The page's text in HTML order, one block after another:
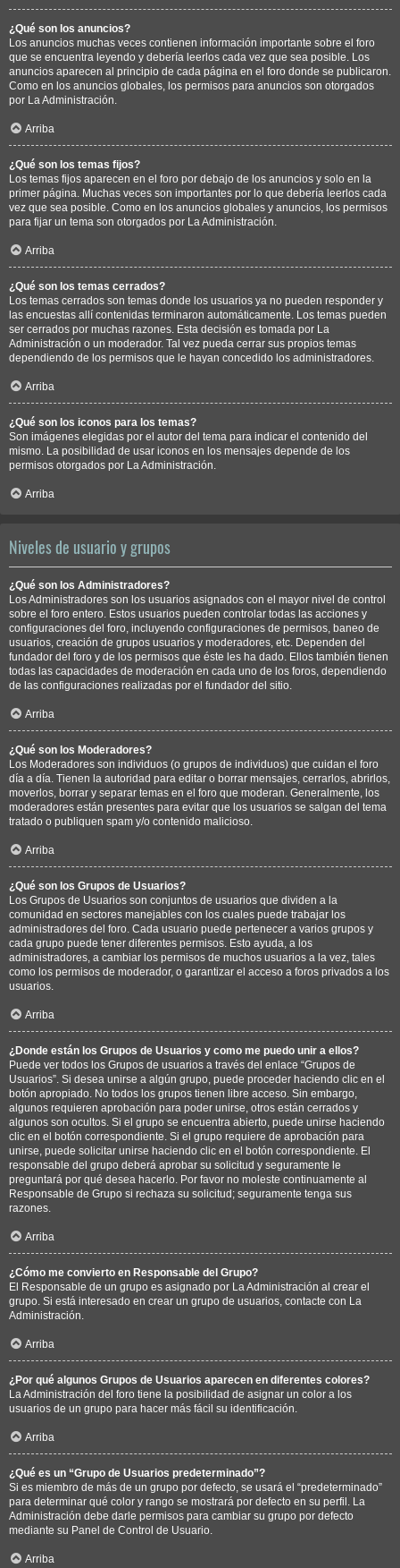
¿Qué son los anuncios?
Los anuncios muchas veces contienen información importante sobre el foro
que se encuentra leyendo y debería leerlos cada vez que sea posible. Los
anuncios aparecen al principio de cada página en el foro donde se publicaron.
Como en los anuncios globales, los permisos para anuncios son otorgados
por La Administración.
Arriba
¿Qué son los temas fijos?
Los temas fijos aparecen en el foro por debajo de los anuncios y solo en la
primer página. Muchas veces son importantes por lo que debería leerlos cada
vez que sea posible. Como en los anuncios globales y anuncios, los permisos
para fijar un tema son otorgados por La Administración.
Arriba
¿Qué son los temas cerrados?
Los temas cerrados son temas donde los usuarios ya no pueden responder y
las encuestas allí contenidas terminaron automáticamente. Los temas pueden
ser cerrados por muchas razones. Esta decisión es tomada por La
Administración o un moderador. Tal vez pueda cerrar sus propios temas
dependiendo de los permisos que le hayan concedido los administradores.
Arriba
¿Qué son los iconos para los temas?
Son imágenes elegidas por el autor del tema para indicar el contenido del
mismo. La posibilidad de usar iconos en los mensajes depende de los
permisos otorgados por La Administración.
Arriba
Niveles de usuario y grupos
¿Qué son los Administradores?
Los Administradores son los usuarios asignados con el mayor nivel de control
sobre el foro entero. Estos usuarios pueden controlar todas las acciones y
configuraciones del foro, incluyendo configuraciones de permisos, baneo de
usuarios, creación de grupos usuarios y moderadores, etc. Dependen del
fundador del foro y de los permisos que éste les ha dado. Ellos también tienen
todas las capacidades de moderación en cada uno de los foros, dependiendo
de las configuraciones realizadas por el fundador del sitio.
Arriba
¿Qué son los Moderadores?
Los Moderadores son individuos (o grupos de individuos) que cuidan el foro
día a día. Tienen la autoridad para editar o borrar mensajes, cerrarlos, abrirlos,
moverlos, borrar y separar temas en el foro que moderan. Generalmente, los
moderadores están presentes para evitar que los usuarios se salgan del tema
tratado o publiquen spam y/o contenido malicioso.
Arriba
¿Qué son los Grupos de Usuarios?
Los Grupos de Usuarios son conjuntos de usuarios que dividen a la
comunidad en sectores manejables con los cuales puede trabajar los
administradores del foro. Cada usuario puede pertenecer a varios grupos y
cada grupo puede tener diferentes permisos. Esto ayuda, a los
administradores, a cambiar los permisos de muchos usuarios a la vez, tales
como los permisos de moderador, o garantizar el acceso a foros privados a los
usuarios.
Arriba
¿Donde están los Grupos de Usuarios y como me puedo unir a ellos?
Puede ver todos los Grupos de usuarios a través del enlace “Grupos de
Usuarios”. Si desea unirse a algún grupo, puede proceder haciendo clic en el
botón apropiado. No todos los grupos tienen libre acceso. Sin embargo,
algunos requieren aprobación para poder unirse, otros están cerrados y
algunos son ocultos. Si el grupo se encuentra abierto, puede unirse haciendo
clic en el botón correspondiente. Si el grupo requiere de aprobación para
unirse, puede solicitar unirse haciendo clic en el botón correspondiente. El
responsable del grupo deberá aprobar su solicitud y seguramente le
preguntará por qué desea hacerlo. Por favor no moleste continuamente al
Responsable de Grupo si rechaza su solicitud; seguramente tenga sus
razones.
Arriba
¿Cómo me convierto en Responsable del Grupo?
El Responsable de un grupo es asignado por La Administración al crear el
grupo. Si está interesado en crear un grupo de usuarios, contacte con La
Administración.
Arriba
¿Por qué algunos Grupos de Usuarios aparecen en diferentes colores?
La Administración del foro tiene la posibilidad de asignar un color a los
usuarios de un grupo para hacer más fácil su identificación.
Arriba
¿Qué es un “Grupo de Usuarios predeterminado”?
Si es miembro de más de un grupo por defecto, se usará el “predeterminado”
para determinar qué color y rango se mostrará por defecto en su perfil. La
Administración debe darle permisos para cambiar su grupo por defecto
mediante su Panel de Control de Usuario.
Arriba